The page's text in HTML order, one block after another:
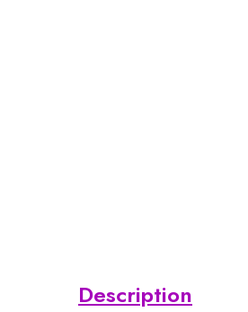
Description